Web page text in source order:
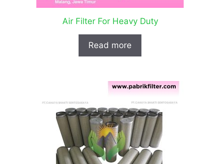
Air Filter For Heavy Duty
Read more